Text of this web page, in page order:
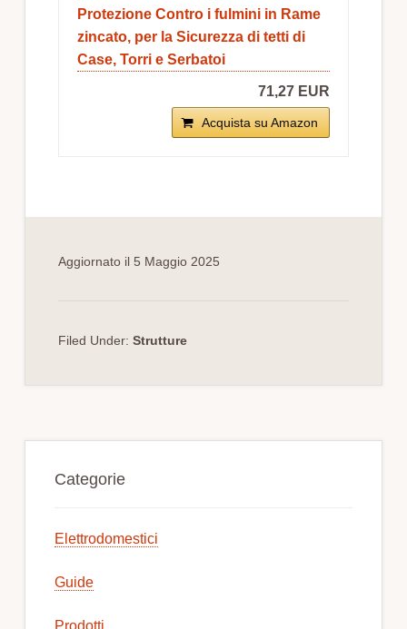
Protezione Contro i fulmini in Rame
zincato, per la Sicurezza di tetti di
Case, Torri e Serbatoi
71,27 EUR
Acquista su Amazon
Aggiornato il 5 Maggio 2025
Filed Under: Strutture
Sidebar
Categorie
Elettrodomestici
Guide
Prodotti